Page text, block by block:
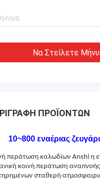
κατασκευαστής!!
Να Στείλετε
ΠΡΟΪΌΝΤΩΝ
10~800 εναέριας
περάτωση καλωδίων Anshi η
κοινή περάτωση
σταθερή